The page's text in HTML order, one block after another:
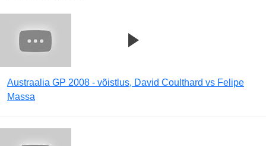
Austraalia GP 2008 - võistlus, David Coulthard vs Felipe
Massa